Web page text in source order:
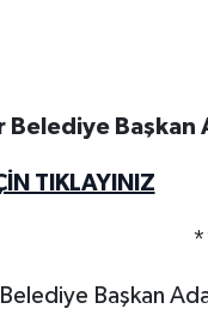
Başkan
TIKLAYINIZ
Başkan